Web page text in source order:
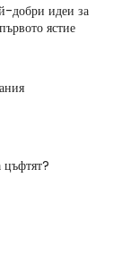
добри идеи за
ястие
цъфтят?